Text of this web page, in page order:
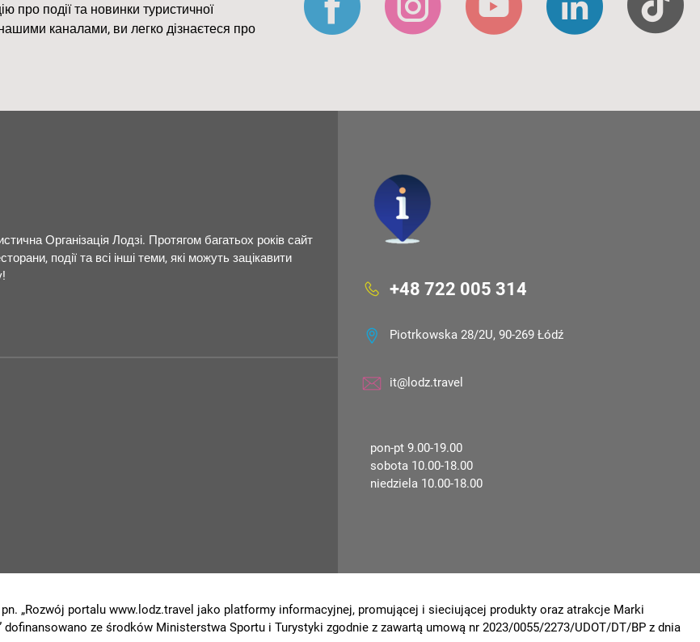
про події та новинки туристичної
каналами, ви легко дізнаєтеся про
Організація Лодзі. Протягом багатьох років сайт
події та всі інші теми, які можуть зацікавити
+48 722 005 314
Piotrkowska 28/2U, 90-269 Łódź
it@lodz.travel
pon-pt 9.00-19.00
sobota 10.00-18.00
niedziela 10.00-18.00
„Rozwój portalu www.lodz.travel jako platformy informacyjnej, promującej i sieciującej produkty oraz atrakcje Marki
dofinansowano ze środków Ministerstwa Sportu i Turystyki zgodnie z zawartą umową nr 2023/0055/2273/UDOT/DT/BP z dnia